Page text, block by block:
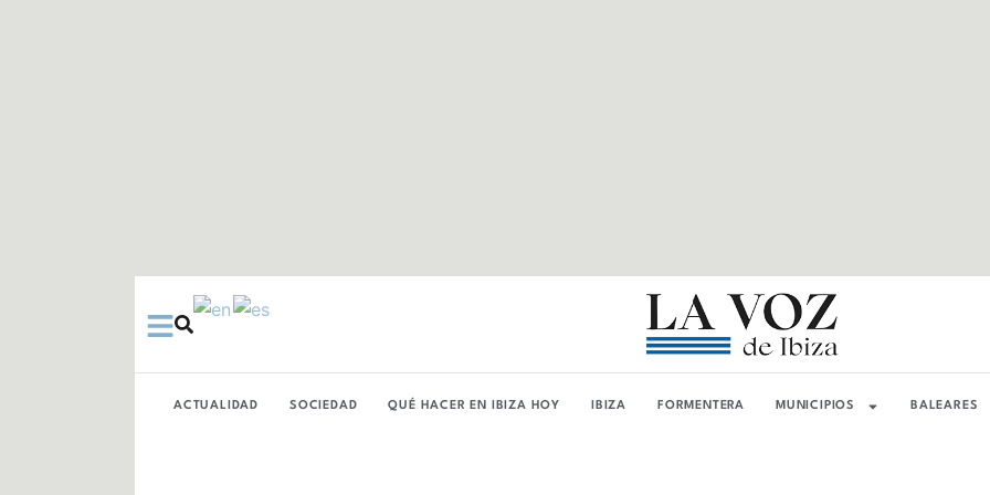
ACTUALIDAD SOCIEDAD QUÉ HACER EN IBIZA HOY IBIZA FORMENTERA MUNICIPIOS BALEARES